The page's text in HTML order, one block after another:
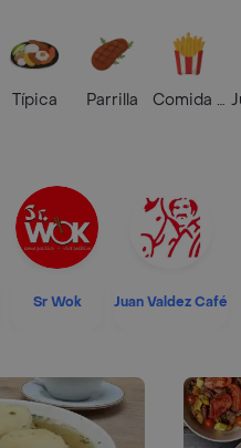
Típica Parrilla Comida
Sr Wok Juan Valdez Café